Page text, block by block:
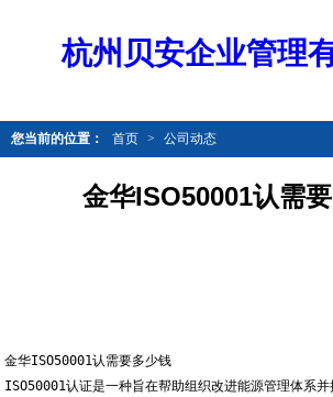
杭州贝安企业管理
您当前的位置： 首页 > 公司动态
金华ISO50001认需
金华ISO50001认需要多少钱
ISO50001认证是一种旨在帮助组织改进能源管理体系